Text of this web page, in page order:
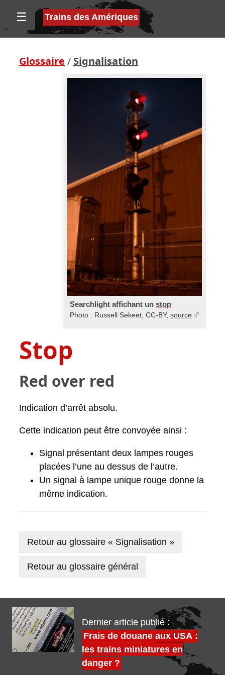
☰ Trains des Amériques
Glossaire / Signalisation
Searchlight affichant un stop
Photo : Russell Sekeet, CC-BY, source
Stop
Red over red
Indication d’arrêt absolu.
Cette indication peut être convoyée ainsi :
Signal présentant deux lampes rouges
placées l’une au dessus de l’autre.
Un signal à lampe unique rouge donne la
même indication.
Retour au glossaire « Signalisation »
Retour au glossaire général
Dernier article publié :
Frais de douane aux USA :
les trains miniatures en
danger ?